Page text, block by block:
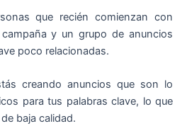
que recién comienzan con
y un grupo de anuncios
poco relacionadas.
creando anuncios que son lo
para tus palabras clave, lo que
baja calidad.